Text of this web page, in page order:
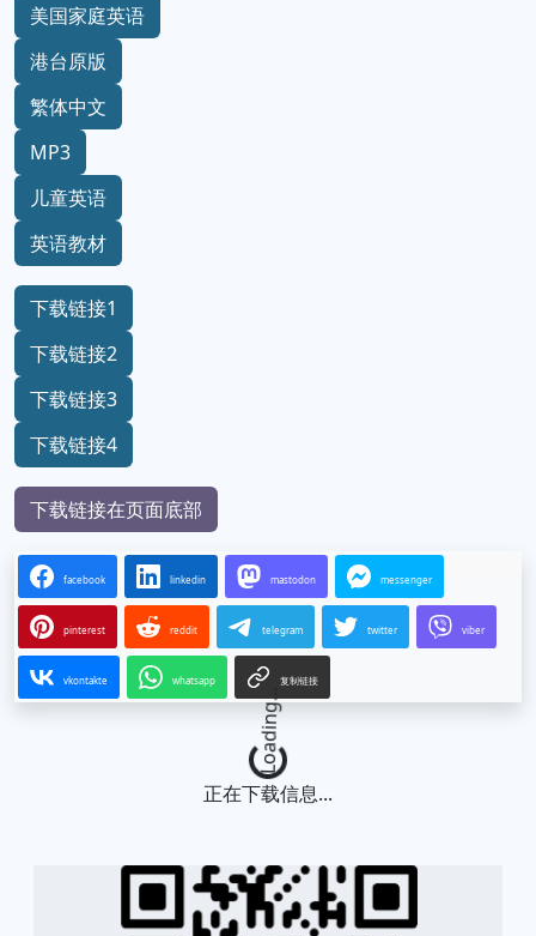
美国家庭英语
港台原版
繁体中文
MP3
儿童英语
英语教材
下载链接1
下载链接2
下载链接3
下载链接4
下载链接在页面底部
facebook linkedin mastodon messenger
pinterest reddit telegram twitter viber
vkontakte whatsapp 复制链接
Loading...
正在下载信息...